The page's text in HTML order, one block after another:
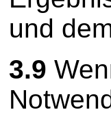
und
3.9